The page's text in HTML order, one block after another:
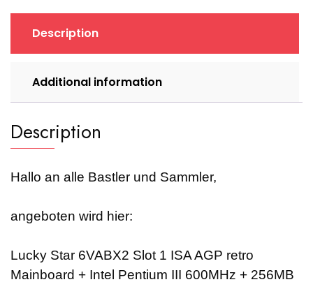
Pentium
III
600MHz
quantity
Description
Additional information
Description
Hallo an alle Bastler und Sammler,
angeboten wird hier:
Lucky Star 6VABX2 Slot 1 ISA AGP retro
Mainboard + Intel Pentium III 600MHz + 256MB